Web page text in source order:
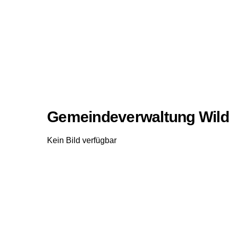
Gemeindeverwaltung
Kein Bild verfügbar